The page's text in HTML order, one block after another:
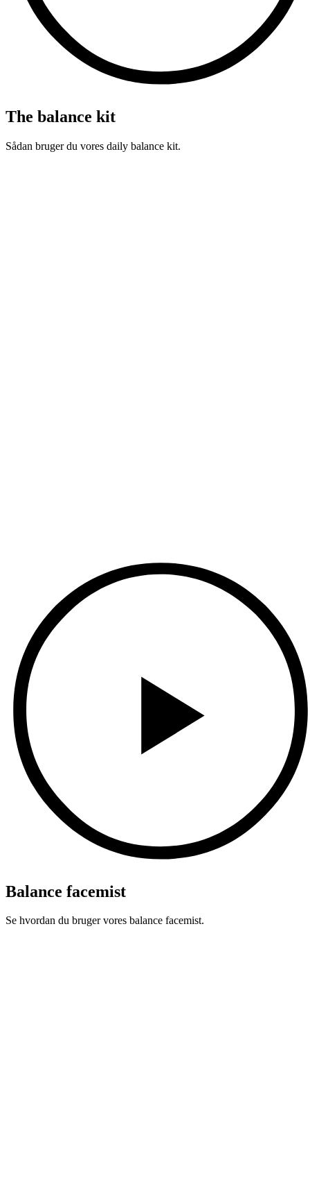
The balance kit
Sådan bruger du vores daily balance kit.
Balance facemist
Se hvordan du bruger vores balance facemist.